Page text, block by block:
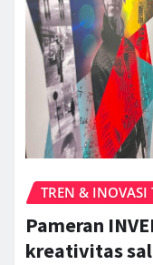
TREN & INOVASI
Pameran
kreativitas